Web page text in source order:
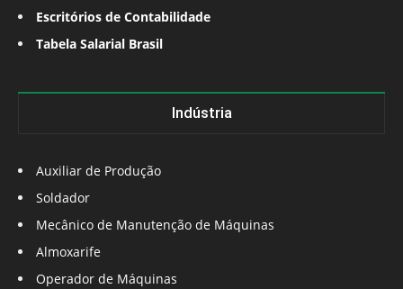
Escritórios de Contabilidade
Tabela Salarial Brasil
Indústria
Auxiliar de Produção
Soldador
Mecânico de Manutenção de Máquinas
Almoxarife
Operador de Máquinas